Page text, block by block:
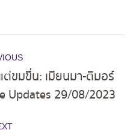
post:
ขมขื่น: เมียนมา-ติมอร์
Updates 29/08/2023